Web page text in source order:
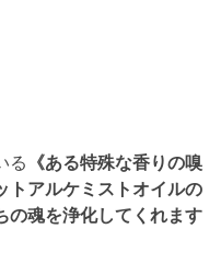
る 《ある特殊な香りの嗅
トアルケミストオイルの
の魂を浄化してくれます